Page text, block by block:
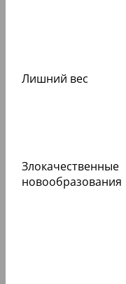
Лишний вес
Злокачественные
новообразования